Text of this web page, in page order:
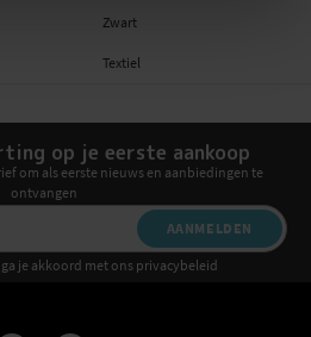
Zwart
Textiel
op je eerste aankoop
om als eerste nieuws en aanbiedingen te
ontvangen
AANMELDEN
je akkoord met ons privacybeleid